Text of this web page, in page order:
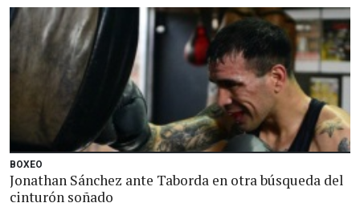
BOXEO
Jonathan Sánchez ante Taborda en otra búsqueda del
cinturón soñado